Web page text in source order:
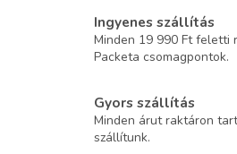
Ingyenes szállítás
Minden 19 990 Ft feletti
Packeta csomagpontok.
Gyors szállítás
Minden árut raktáron
szállítunk.